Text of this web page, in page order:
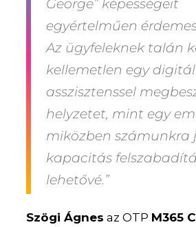
George” képességeit
egyértelműen
Az ügyfeleknek talán
kellemetlen egy
asszisztenssel
helyzetet, mint egy
miközben számunkra
kapacitás
lehetővé.”
Szögi Ágnes az OTP M365